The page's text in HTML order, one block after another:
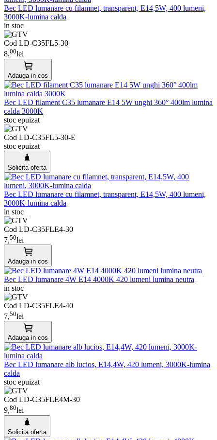
Bec LED lumanare cu filamnet, transparent, E14,5W, 400 lumeni,
3000K-lumina calda
in stoc
Cod LD-C35FL5-30
8,00lei
Adauga in cos
Bec LED filament C35 lumanare E14 5W unghi 360° 400lm lumina
calda 3000K
stoc epuizat
Cod LD-C35FL5-30-E
stoc epuizat
Solicita oferta
Bec LED lumanare cu filamnet, transparent, E14,5W, 400 lumeni,
3000K-lumina calda
in stoc
Cod LD-C35FLE4-30
7,50lei
Adauga in cos
Bec LED lumanare 4W E14 4000K 420 lumeni lumina neutra
in stoc
Cod LD-C35FLE4-40
7,50lei
Adauga in cos
Bec LED lumanare alb lucios, E14,4W, 420 lumeni, 3000K-lumina
calda
stoc epuizat
Cod LD-C35FLE4M-30
9,80lei
Solicita oferta